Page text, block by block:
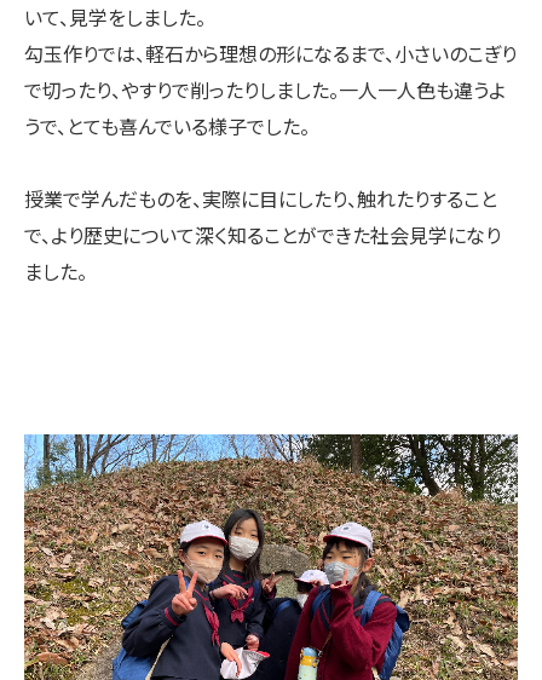
いて、見学をしました。
勾玉作りでは、軽石から理想の形になるまで、小さいのこぎり
で切ったり、やすりで削ったりしました。一人一人色も違うよ
うで、とても喜んでいる様子でした。
授業で学んだものを、実際に目にしたり、触れたりすること
で、より歴史について深く知ることができた社会見学になり
ました。